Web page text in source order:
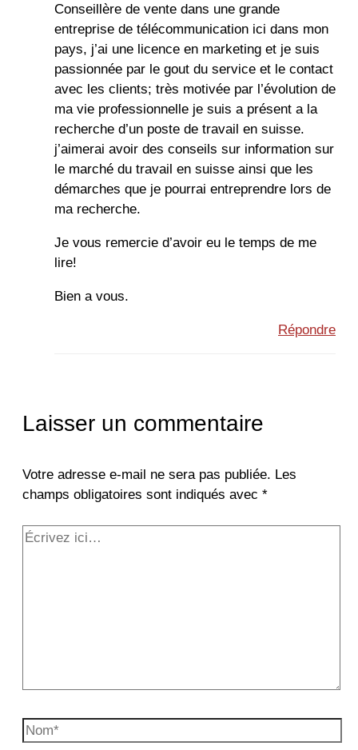
Conseillère de vente dans une grande
entreprise de télécommunication ici dans mon
pays, j’ai une licence en marketing et je suis
passionnée par le gout du service et le contact
avec les clients; très motivée par l’évolution de
ma vie professionnelle je suis a présent a la
recherche d’un poste de travail en suisse.
j’aimerai avoir des conseils sur information sur
le marché du travail en suisse ainsi que les
démarches que je pourrai entreprendre lors de
ma recherche.
Je vous remercie d’avoir eu le temps de me
lire!
Bien a vous.
Répondre
Laisser un commentaire
Votre adresse e-mail ne sera pas publiée. Les
champs obligatoires sont indiqués avec *
Écrivez
Nom*